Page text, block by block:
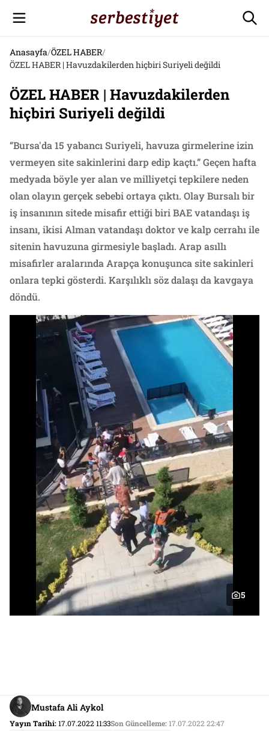
Anasayfa/ÖZEL HABER/
ÖZEL HABER | Havuzdakilerden hiçbiri Suriyeli değildi
ÖZEL HABER | Havuzdakilerden
hiçbiri Suriyeli değildi
“Bursa'da 15 yabancı Suriyeli, havuza girmelerine izin
vermeyen site sakinlerini darp edip kaçtı.” Geçen hafta
medyada böyle yer alan ve milliyetçi tepkilere neden
olan olayın gerçek sebebi ortaya çıktı. Olay Bursalı bir
iş insanının sitede misafir ettiği biri BAE vatandaşı iş
insanı, ikisi Alman vatandaşı doktor ve kalp cerrahı ile
sitenin havuzuna girmesiyle başladı. Arap asıllı
misafirler aralarında Arapça konuşunca site sakinleri
onlara tepki gösterdi. Karşılıklı söz dalaşı da kavgaya
döndü.
5
Mustafa Ali Aykol
Yayın Tarihi:17.07.2022 11:33Son Güncelleme:17.07.2022 22:47